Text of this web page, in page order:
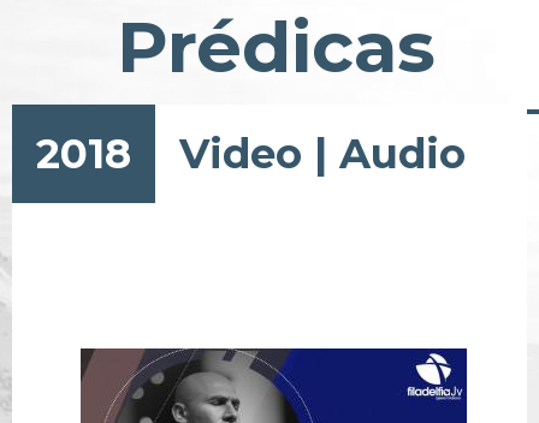
Prédicas
2018 Video | Audio
Pagination